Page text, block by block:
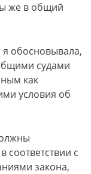
же в общий
обосновывала,
судами
как
условия об
с
закона,